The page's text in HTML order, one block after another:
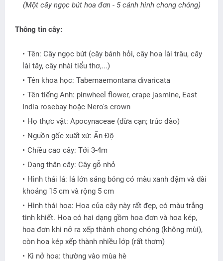
(Một cây ngọc bút hoa đơn - 5 cánh hình chong chóng)
Thông tin cây:
Tên: Cây ngọc bút (cây bánh hỏi, cây hoa lài trâu, cây
lài tây, cây nhài tiểu thơ,...)
Tên khoa học: Tabernaemontana divaricata
Tên tiếng Anh: pinwheel flower, crape jasmine, East
India rosebay hoặc Nero's crown
Họ thực vật: Apocynaceae (dừa cạn; trúc đào)
Nguồn gốc xuất xứ: Ấn Độ
Chiều cao cây: Tới 3-4m
Dạng thân cây: Cây gỗ nhỏ
Hình thái lá: lá lớn sáng bóng có màu xanh đậm và dài
khoảng 15 cm và rộng 5 cm
Hình thái hoa: Hoa của cây này rất đẹp, có màu trắng
tinh khiết. Hoa có hai dạng gồm hoa đơn và hoa kép,
hoa đơn khi nở ra xếp thành chong chóng (không mùi),
còn hoa kép xếp thành nhiều lớp (rất thơm)
Kì nở hoa: thường vào mùa hè